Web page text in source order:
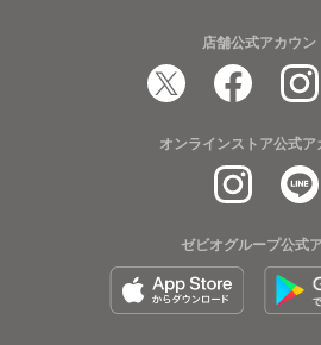
店舗公式アカウン
オンラインストア公式ア
ゼビオグループ公式